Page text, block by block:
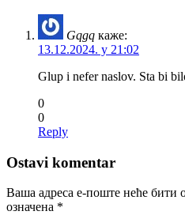
Gqgq каже:
13.12.2024. у 21:02
Glup i nefer naslov. Sta bi
0
0
Reply
Ostavi komentar
Ваша адреса е-поште неће бити
означена *